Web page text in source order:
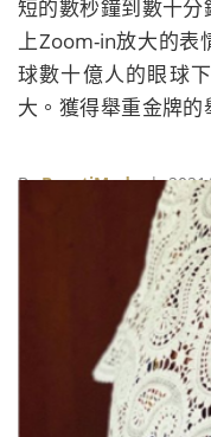
短的數秒鐘到數十
上Zoom-in放大的表
球數十億人的眼球
大。獲得舉重金牌
抑對物質的誘惑或
了耳洞，經常可見
環陪著她四處征戰
展現自己風格的表
媒體紛紛報導比賽
波類似商品的關注
滴理論」的擴散影
可求的機會。
ByBeautiMode| 2021/